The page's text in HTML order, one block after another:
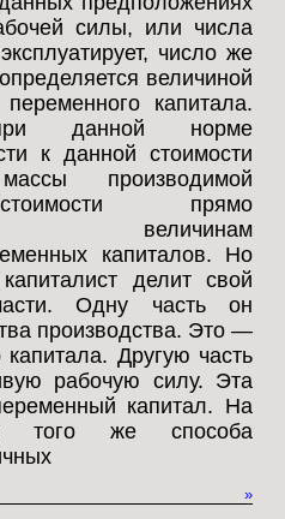
силы, или числа
число же
величиной
капитала.
данной норме
к данной стоимости
производимой
прямо
величинам
капиталов. Но
делит свой
Одну часть он
производства. Это —
капитала. Другую часть
рабочую силу. Эта
капитал. На
того же способа
»